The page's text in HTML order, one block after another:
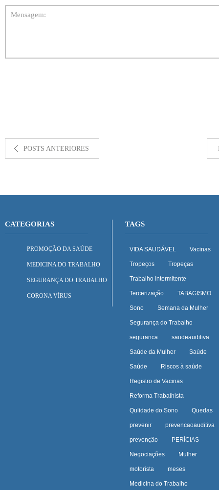
POSTS ANTERIORES
CATEGORIAS
PROMOÇÃO DA SAÚDE
MEDICINA DO TRABALHO
SEGURANÇA DO TRABALHO
CORONA VÍRUS
TAGS
VIDA SAUDÁVEL Vacinas
Tropeços Tropeças
Trabalho Intermitente
Tercerização TABAGISMO
Sono Semana da Mulher
Segurança do Trabalho
seguranca saudeauditiva
Saúde da Mulher Saúde
Saúde Riscos à saúde
Registro de Vacinas
Reforma Trabalhista
Qulidade do Sono Quedas
prevenir prevencaoauditiva
prevenção PERÍCIAS
Negociações Mulher
motorista meses
Medicina do Trabalho